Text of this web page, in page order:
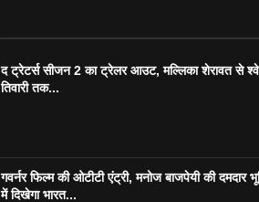
द ट्रेटर्स सीजन 2 का ट्रेलर आउट, मल्लिका शेरावत से
तिवारी तक...
गवर्नर फिल्म की ओटीटी एंट्री, मनोज बाजपेयी की दमदार
में दिखेगा भारत...